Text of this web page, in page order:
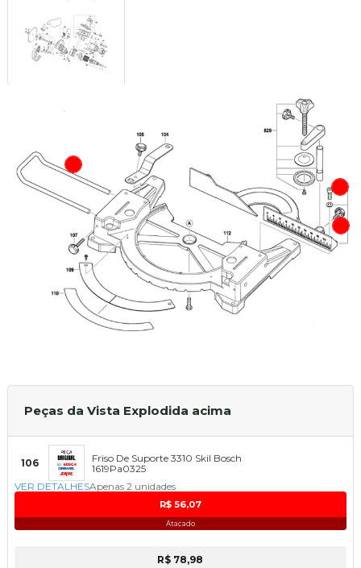
Peças da Vista Explodida acima
106
Friso De Suporte 3310 Skil Bosch
1619Pa0325
VER DETALHESApenas 2 unidades
R$ 56,07
Atacado
R$ 78,98